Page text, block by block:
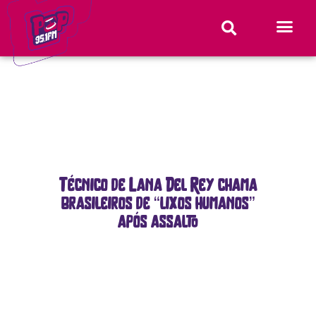
Técnico de Lana Del Rey chama
brasileiros de “lixos humanos”
após assalto